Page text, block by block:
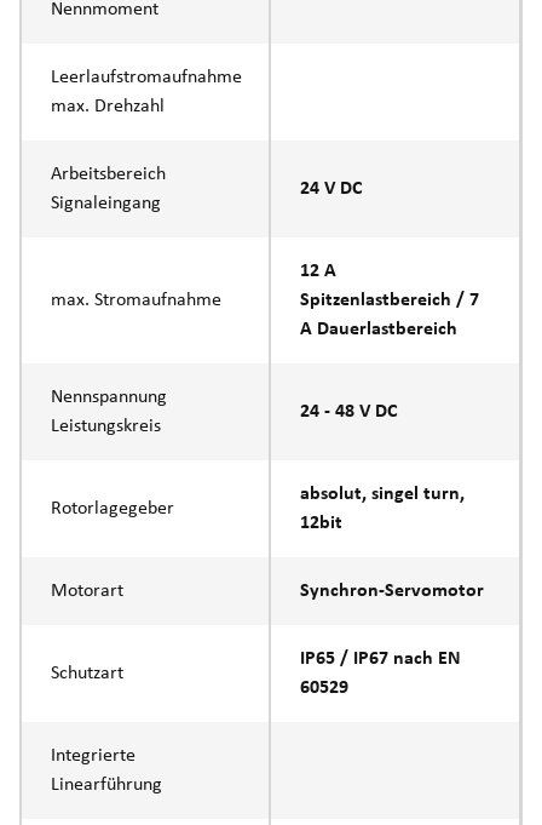
Nennmoment
Leerlaufstromaufnahme
max. Drehzahl
Arbeitsbereich
Signaleingang
24 V DC
max. Stromaufnahme
12 A
Spitzenlastbereich / 7
A Dauerlastbereich
Nennspannung
Leistungskreis
24 - 48 V DC
Rotorlagegeber
absolut, singel turn,
12bit
Motorart Synchron-Servomotor
Schutzart
IP65 / IP67 nach EN
60529
Integrierte
Linearführung